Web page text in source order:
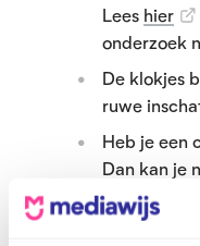
Lees hier
onderzoek
De klokjes
ruwe
Heb je een
Dan kan je